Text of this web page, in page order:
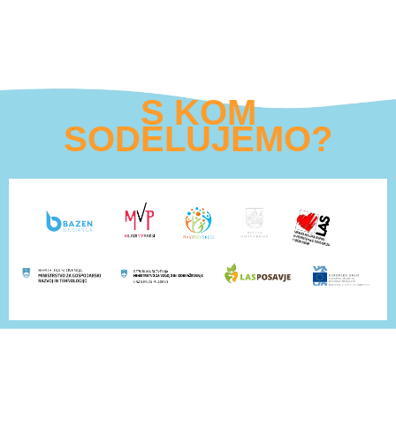
S KOM
SODELUJEMO?